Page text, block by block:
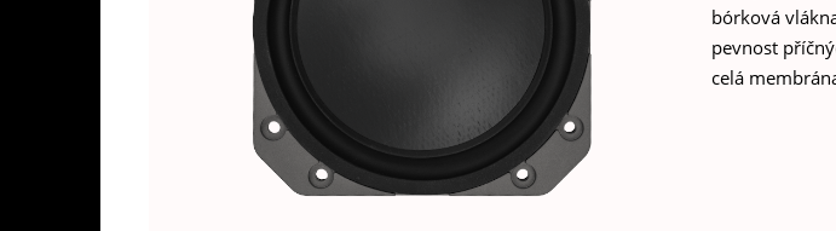
bórková
pevnost
celá